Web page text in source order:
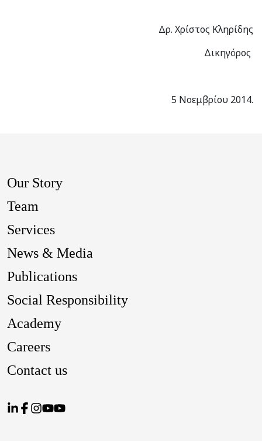
Δρ. Χρίστος Κληρίδης
Δικηγόρος
5 Νοεμβρίου 2014.
Our Story
Team
Services
News & Media
Publications
Social Responsibility
Academy
Careers
Contact us